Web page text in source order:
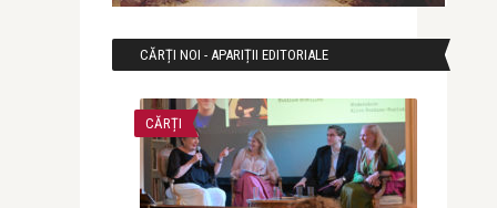
CĂRȚI NOI - APARIȚII EDITORIALE
CĂRȚI